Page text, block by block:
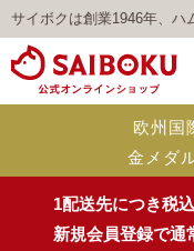
サイボクは創業1946年、ハ
欧州国
金メダ
1配送先につき税
新規会員登録で通